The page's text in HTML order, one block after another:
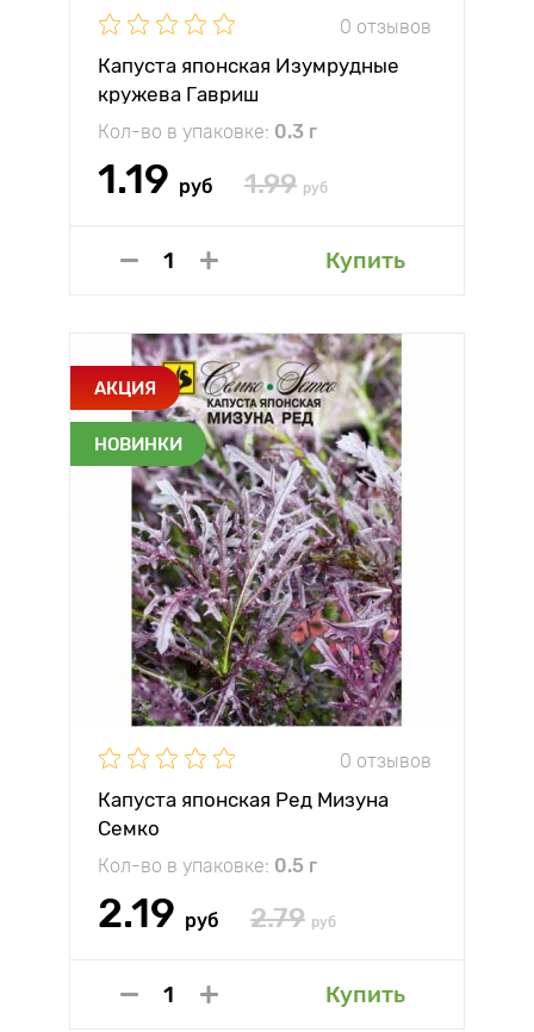
0 отзывов
Капуста японская Изумрудные
кружева Гавриш
Кол-во в упаковке: 0.3 г
1.19 руб 1.99 руб
Купить
АКЦИЯ
НОВИНКИ
0 отзывов
Капуста японская Ред Мизуна
Семко
Кол-во в упаковке: 0.5 г
2.19 руб 2.79 руб
Купить